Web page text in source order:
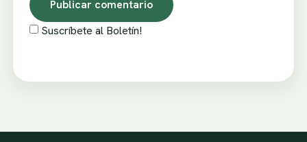
Suscríbete al Boletín!